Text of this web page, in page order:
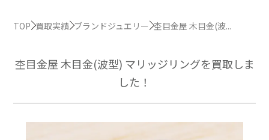
TOP 買取実績 ブランドジュエリー 杢目金屋 木目金(波...
杢目金屋 木目金(波型) マリッジリングを買取しま
した！